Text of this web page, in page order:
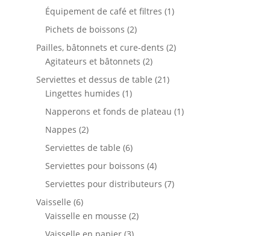
produit
Équipement de café et filtres 11
Pichets de boissons 22
produits
Pailles, bâtonnets et cure-dents 22
Agitateurs et bâtonnets 22
produits
Serviettes et dessus de table 2121
Lingettes humides 11
produit
Napperons et fonds de plateau 11
Nappes 22
produits
Serviettes de table 66
produits
Serviettes pour boissons 44
produits
Serviettes pour distributeurs 77
Vaisselle 66
produits
Vaisselle en mousse 22
3